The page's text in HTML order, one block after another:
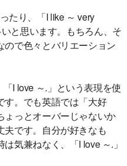
たり、「I like ～ very
と思います。もちろん、そ
で色々とバリエーション
I love ～.」という表現を使
す。でも英語では「大好
ょっとオーバーじゃないか
夫です。自分が好きなも
気兼ねなく、「I love ～.」